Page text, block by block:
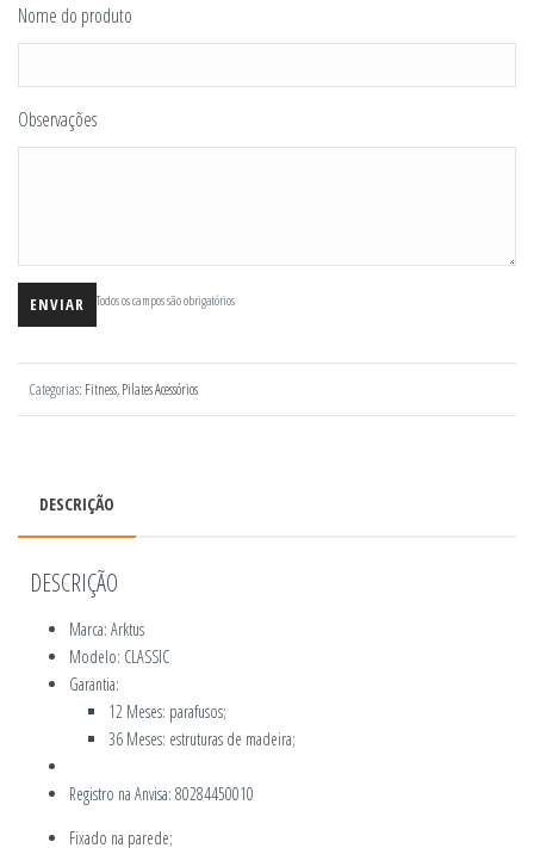
Nome do produto
Observações
Todos os campos são obrigatórios
Categorias: Fitness,Pilates Acessórios
DESCRIÇÃO
DESCRIÇÃO
Marca: Arktus
Modelo: CLASSIC
Garantia:
12 Meses: parafusos;
36 Meses: estruturas de madeira;
Registro na Anvisa: 80284450010
Fixado na parede;